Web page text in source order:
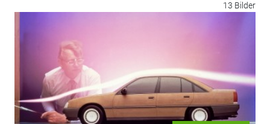
13 Bilder